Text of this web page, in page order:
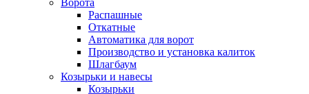
Ворота
Распашные
Откатные
Автоматика для ворот
Производство и установка калиток
Шлагбаум
Козырьки и навесы
Козырьки